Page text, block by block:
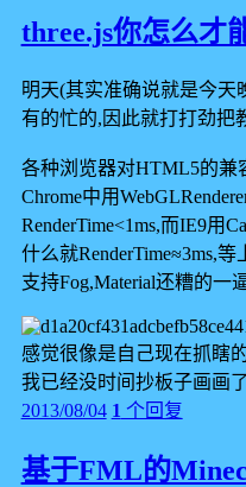
three.js你怎么才
明天(其实准确说就是今天
有的忙的,因此就打打劲把
各种浏览器对HTML5的兼
Chrome中用
RenderTime<1ms,而IE9用
什么就RenderTime≈3ms,
支持Fog,Material还糟的一
感觉很像是自己现在抓瞎
我已经没时间抄板子画画
2013/08/04 1 个回复
基于FML的